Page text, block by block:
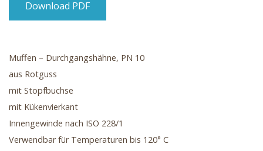
Download PDF
Muffen – Durchgangshähne, PN 10
aus Rotguss
mit Stopfbuchse
mit Kükenvierkant
Innengewinde nach ISO 228/1
Verwendbar für Temperaturen bis 120° C